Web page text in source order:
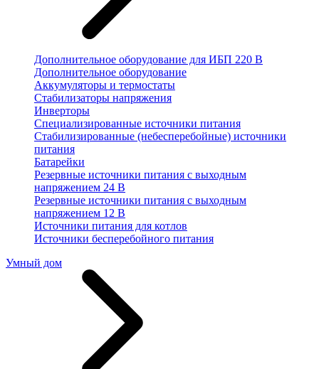
Дополнительное оборудование для ИБП 220 В
Дополнительное оборудование
Аккумуляторы и термостаты
Стабилизаторы напряжения
Инверторы
Специализированные источники питания
Стабилизированные (небесперебойные) источники
питания
Батарейки
Резервные источники питания с выходным
напряжением 24 В
Резервные источники питания с выходным
напряжением 12 В
Источники питания для котлов
Источники бесперебойного питания
Умный дом